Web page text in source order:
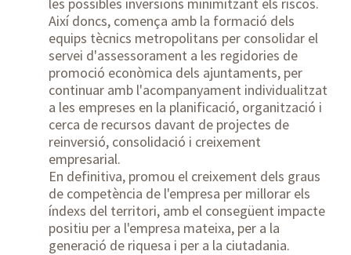
Així doncs, comença amb la formació dels
equips tècnics metropolitans per consolidar el
servei d'assessorament a les regidories de
promoció econòmica dels ajuntaments, per
continuar amb l'acompanyament individualitzat
a les empreses en la planificació, organització i
cerca de recursos davant de projectes de
reinversió, consolidació i creixement
empresarial.
En definitiva, promou el creixement dels graus
de competència de l'empresa per millorar els
índexs del territori, amb el consegüent impacte
positiu per a l'empresa mateixa, per a la
generació de riquesa i per a la ciutadania.